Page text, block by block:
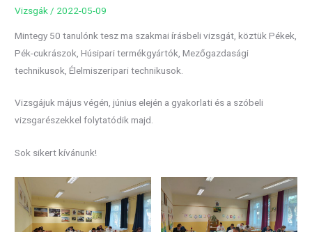
Vizsgák / 2022-05-09
Mintegy 50 tanulónk tesz ma szakmai írásbeli vizsgát, köztük Pékek,
Pék-cukrászok, Húsipari termékgyártók, Mezőgazdasági
technikusok, Élelmiszeripari technikusok.
Vizsgájuk május végén, június elején a gyakorlati és a szóbeli
vizsgarészekkel folytatódik majd.
Sok sikert kívánunk!